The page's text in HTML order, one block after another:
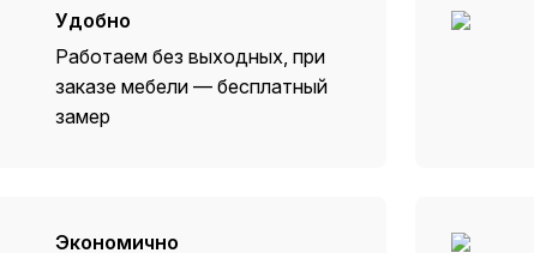
Удобно
Работаем без выходных, при
заказе мебели — бесплатный
замер
Экономично